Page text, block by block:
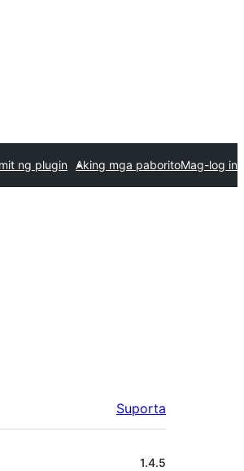
ng plugin Aking mga paboritoMag-log in
Suporta
1.4.5